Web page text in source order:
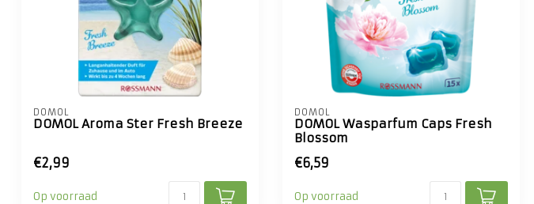
DOMOL
DOMOL Aroma Ster Fresh Breeze
€2,99
Op voorraad
DOMOL
DOMOL Wasparfum Caps Fresh
Blossom
€6,59
Op voorraad